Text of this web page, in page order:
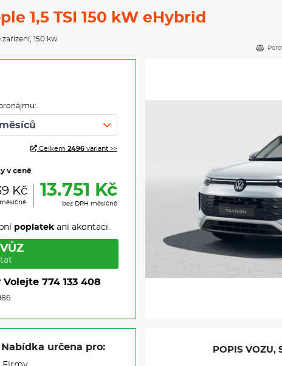
1,5 TSI 150 kW eHybrid
zařízení, 150 kw
Celkem 2496 variant >>
v ceně
Kč 13.751 Kč
bez DPH měsíčně
poplatekani akontaci.
Volejte 774 133 408
Nabídka určena pro: POPIS VOZU,